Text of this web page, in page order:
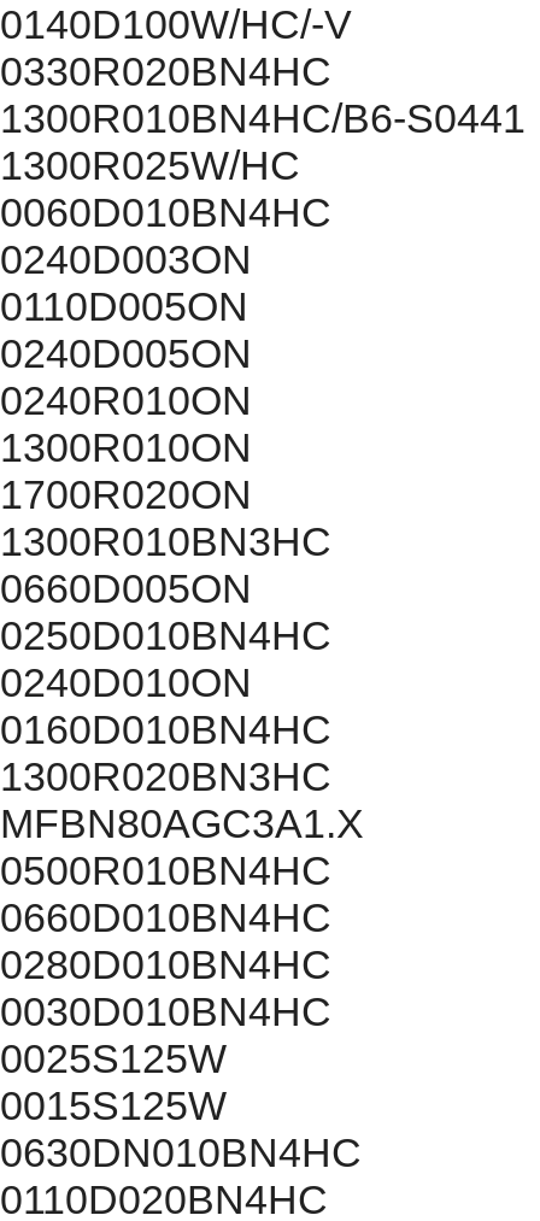
0140D100W/HC/-V
0330R020BN4HC
1300R010BN4HC/B6-S0441
1300R025W/HC
0060D010BN4HC
0240D003ON
0110D005ON
0240D005ON
0240R010ON
1300R010ON
1700R020ON
1300R010BN3HC
0660D005ON
0250D010BN4HC
0240D010ON
0160D010BN4HC
1300R020BN3HC
MFBN80AGC3A1.X
0500R010BN4HC
0660D010BN4HC
0280D010BN4HC
0030D010BN4HC
0025S125W
0015S125W
0630DN010BN4HC
0110D020BN4HC